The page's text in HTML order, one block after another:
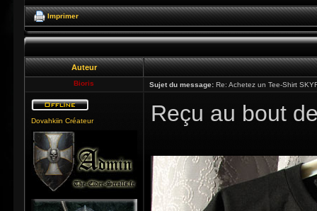
Imprimer
Auteur
Bioris Sujet du message: Re: Achetez un Tee-Shirt
Dovahkiin Créateur Reçu au bout